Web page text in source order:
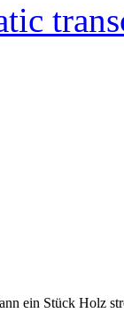
ein Stück Holz